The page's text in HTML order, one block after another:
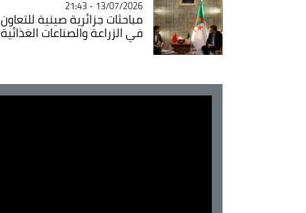
13/07/2026 - 21:43
مباحثات جزائرية صينية للتعاون
في الزراعة والصناعات الغذائية